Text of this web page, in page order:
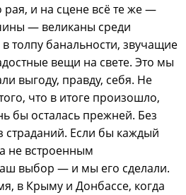
и на сцене всё те же —
— великаны среди
толпу банальности, звучащие
вещи на свете. Это мы
выгоду, правду, себя. Не
что в итоге произошло,
бы осталась прежней. Без
страданий. Если бы каждый
не встроенным
выбор — и мы его сделали.
в Крыму и Донбассе, когда